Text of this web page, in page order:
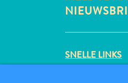
SNELLE LINKS